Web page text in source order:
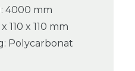
4000 mm
110 x 110 mm
Polycarbonat